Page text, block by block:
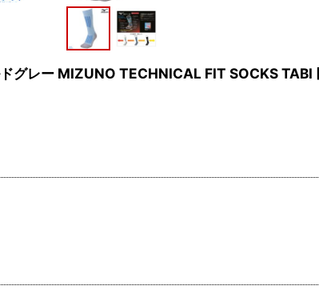
グレー MIZUNO TECHNICAL FIT SOCKS TABI